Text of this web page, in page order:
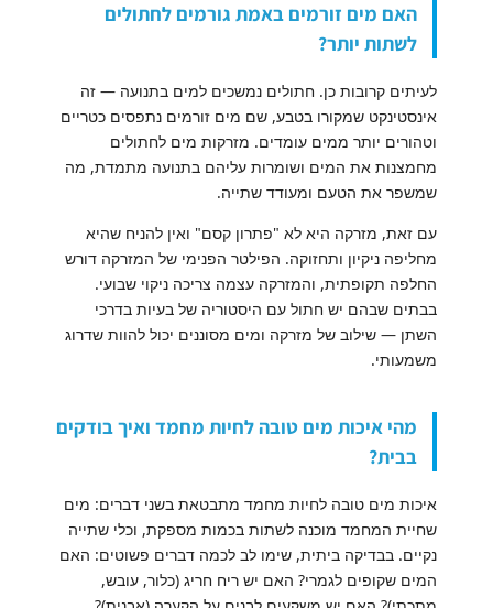
האם מים זורמים באמת גורמים לחתולים
לשתות יותר?
לעיתים קרובות כן. חתולים נמשכים למים בתנועה — זה
אינסטינקט שמקורו בטבע, שם מים זורמים נתפסים כטריים
וטהורים יותר ממים עומדים. מזרקות מים לחתולים
מחמצנות את המים ושומרות עליהם בתנועה מתמדת, מה
שמשפר את הטעם ומעודד שתייה.
עם זאת, מזרקה היא לא "פתרון קסם" ואין להניח שהיא
מחליפה ניקיון ותחזוקה. הפילטר הפנימי של המזרקה דורש
החלפה תקופתית, והמזרקה עצמה צריכה ניקוי שבועי.
בבתים שבהם יש חתול עם היסטוריה של בעיות בדרכי
השתן — שילוב של מזרקה ומים מסוננים יכול להוות שדרוג
משמעותי.
מהי איכות מים טובה לחיות מחמד ואיך בודקים
בבית?
איכות מים טובה לחיות מחמד מתבטאת בשני דברים: מים
שחיית המחמד מוכנה לשתות בכמות מספקת, וכלי שתייה
נקיים. בבדיקה ביתית, שימו לב לכמה דברים פשוטים: האם
המים שקופים לגמרי? האם יש ריח חריג (כלור, עובש,